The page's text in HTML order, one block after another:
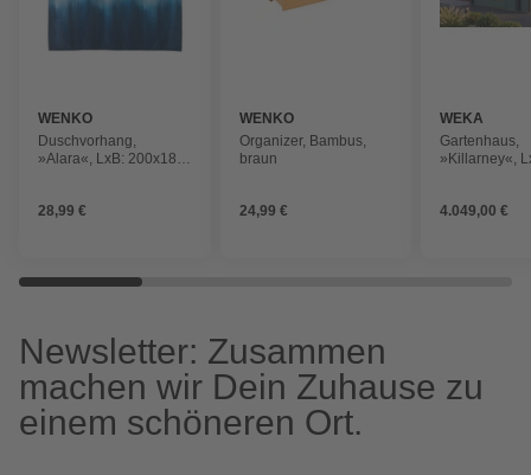
WENKO
Duschvorhang,
»Alara«, LxB: 200x180
28,99 €
WENKO
Organizer, Bambus,
braun
24,99 €
WEKA
Gartenhaus,
»Killarney«,
4.049,00 €
Newsletter: Zusammen
machen wir Dein Zuhause zu
einem schöneren Ort.